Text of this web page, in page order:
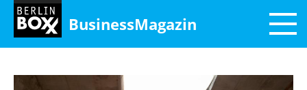
BusinessMagazin